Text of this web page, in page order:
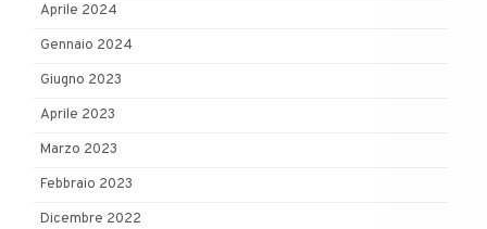
Aprile 2024
Gennaio 2024
Giugno 2023
Aprile 2023
Marzo 2023
Febbraio 2023
Dicembre 2022